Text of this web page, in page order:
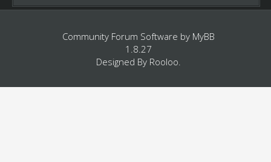
Community Forum Software by MyBB
1.8.27
Designed By Rooloo.